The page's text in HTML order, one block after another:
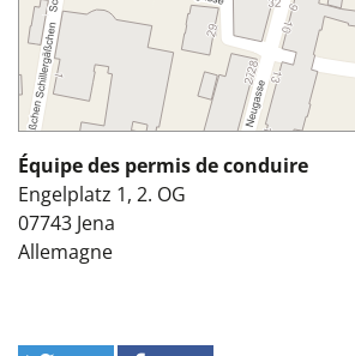
Équipe des permis de conduire
Engelplatz 1, 2. OG
07743 Jena
Allemagne